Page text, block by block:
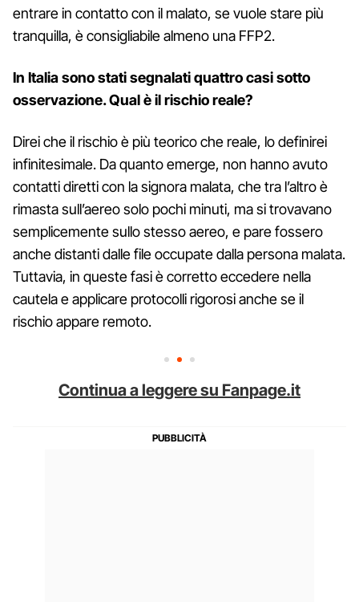
entrare in contatto con il malato, se vuole stare più
tranquilla, è consigliabile almeno una FFP2.
In Italia sono stati segnalati quattro casi sotto
osservazione. Qual è il rischio reale?
Direi che il rischio è più teorico che reale, lo definirei
infinitesimale. Da quanto emerge, non hanno avuto
contatti diretti con la signora malata, che tra l’altro è
rimasta sull’aereo solo pochi minuti, ma si trovavano
semplicemente sullo stesso aereo, e pare fossero
anche distanti dalle file occupate dalla persona malata.
Tuttavia, in queste fasi è corretto eccedere nella
cautela e applicare protocolli rigorosi anche se il
rischio appare remoto.
Continua a leggere su Fanpage.it